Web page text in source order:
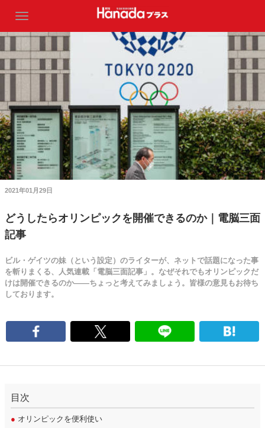
2021年01月29日
どうしたらオリンピックを開催できるのか｜電脳三面
記事
ビル・ゲイツの妹（という設定）のライターが、ネットで話題になった事
を斬りまくる、人気連載「電脳三面記事」。なぜそれでもオリンピックだ
けは開催できるのか――ちょっと考えてみましょう。皆様の意見もお待ち
しております。
目次
● オリンピックを便利使い